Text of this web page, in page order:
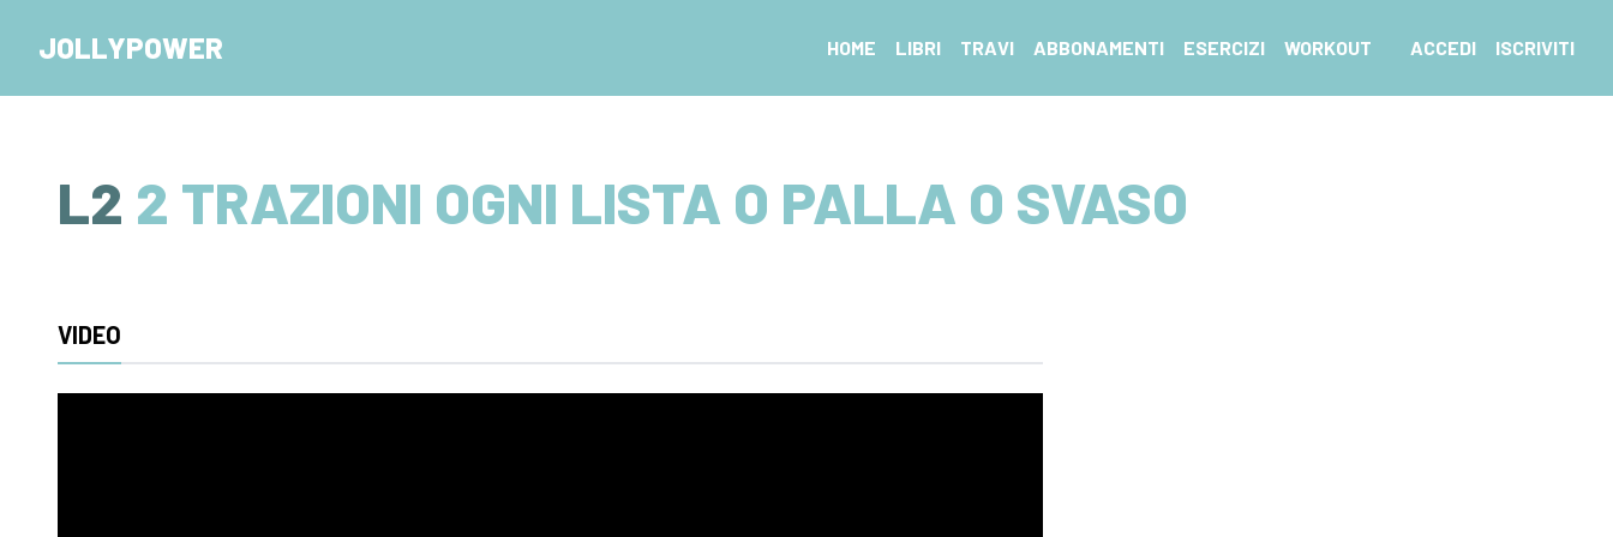
JOLLYPOWER HOME LIBRI TRAVI ABBONAMENTI ESERCIZI WORKOUT ACCEDI ISCRIVITI
L2 2 TRAZIONI OGNI LISTA O PALLA O SVASO
VIDEO